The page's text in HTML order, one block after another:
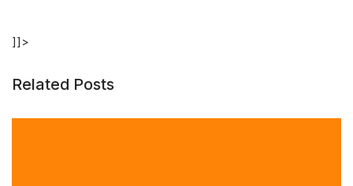
]]>
Related Posts